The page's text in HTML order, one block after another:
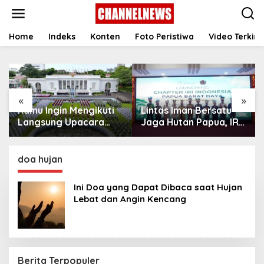
t
Home Indeks Konten Foto Peristiwa Video Terkini
« »
Kamu Ingin Mengikuti
Langsung Upacara
HUT Ke-81
Istana? Ini Link
Pendaftaran Resminya
di Sini
Lintas Iman Bersatu
Jaga Hutan Papua, IRI
Indonesia Resmikan
doa hujan
Ini Doa yang Dapat Dibaca saat Hujan
Lebat dan Angin Kencang
Berita Terpopuler